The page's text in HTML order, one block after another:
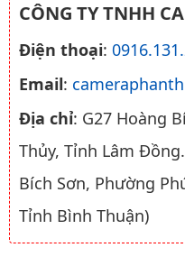
CÔNG TY TNHH
Điện thoại:
Email:
Địa chỉ: G27 Hoàng
Thủy, Tỉnh Lâm
Bích Sơn, Phường
Tỉnh Bình Thuận)